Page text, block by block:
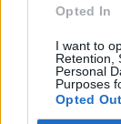
Opted In
I want to
Retention,
Personal
Purposes
Opted Out